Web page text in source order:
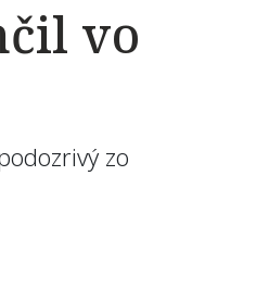
vo
zo